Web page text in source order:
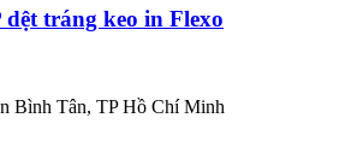
dệt tráng keo in Flexo
Bình Tân, TP Hồ Chí Minh